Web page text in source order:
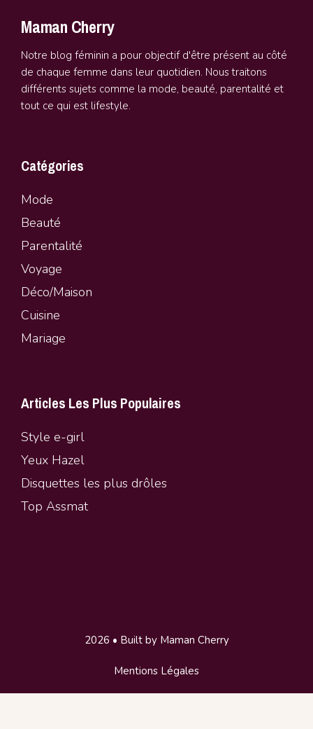
Maman Cherry
Notre blog féminin a pour objectif d'être présent au côté
de chaque femme dans leur quotidien. Nous traitons
différents sujets comme la mode, beauté, parentalité et
tout ce qui est lifestyle.
Catégories
Mode
Beauté
Parentalité
Voyage
Déco/Maison
Cuisine
Mariage
Articles Les Plus Populaires
Style e-girl
Yeux Hazel
Disquettes les plus drôles
Top Assmat
2026 • Built by Maman Cherry
Mentions Légales